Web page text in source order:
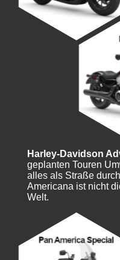
Harley-Davidson
geplanten Touren
alles als Straße
Americana ist nicht
Welt.